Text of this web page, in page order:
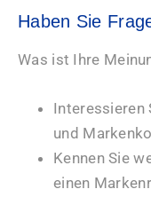
Haben Sie
Was ist Ihre
Interessieren
und
Kennen Sie
einen